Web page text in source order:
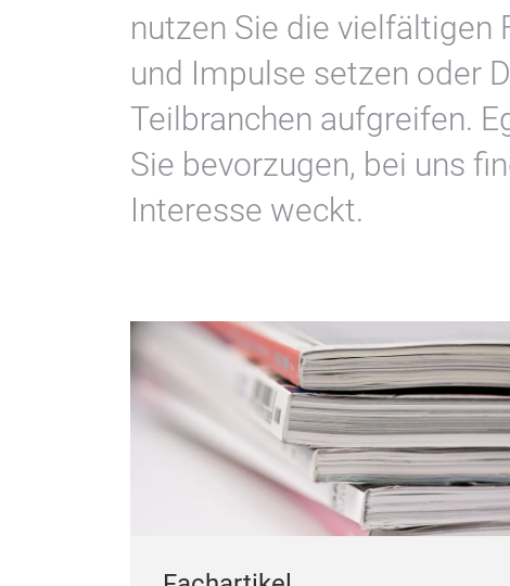
nutzen Sie die vielfältigen
und Impulse setzen oder
Teilbranchen aufgreifen.
Sie bevorzugen, bei uns
Interesse weckt.